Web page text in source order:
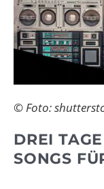
© Foto:
DREI
SONGS